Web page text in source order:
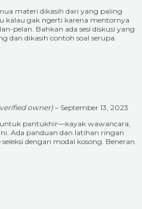
materi dikasih dari yang paling
kalau gak ngerti karena mentornya
pelan. Bahkan ada sesi diskusi yang
dan dikasih contoh soal serupa.
owner)– September 13, 2023
untuk pantukhir—kayak wawancara,
Ada panduan dan latihan ringan
dengan modal kosong. Beneran